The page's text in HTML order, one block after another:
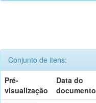
Conjunto de itens:
Pré-
visualização
Data do
documento